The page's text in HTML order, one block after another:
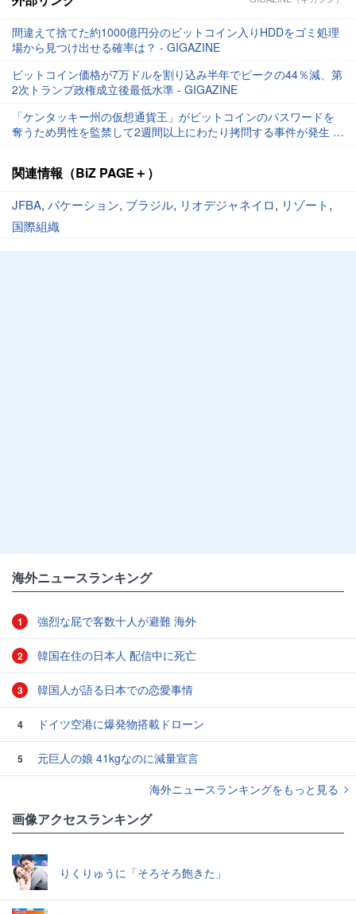
間違えて捨てた約1000億円分のビットコイン入りHDDをゴミ処理
場から見つけ出せる確率は？ - GIGAZINE
ビットコイン価格が7万ドルを割り込み半年でピークの44％減、第
2次トランプ政権成立後最低水準 - GIGAZINE
「ケンタッキー州の仮想通貨王」がビットコインのパスワードを
奪うため男性を監禁して2週間以上にわたり拷問する事件が発生 -
関連情報（BiZ PAGE＋）
JFBA, バケーション, ブラジル, リオデジャネイロ, リゾート,
国際組織
海外ニュースランキング
1 強烈な屁で客数十人が避難 海外
2 韓国在住の日本人 配信中に死亡
3 韓国人が語る日本での恋愛事情
4 ドイツ空港に爆発物搭載ドローン
5
元巨人の娘 41kgなのに減量宣言
海外ニュースランキングをもっと見る
画像アクセスランキング
りくりゅうに「そろそろ飽きた」